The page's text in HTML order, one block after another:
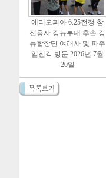
에티오피아 6.25전쟁 참
전용사 강뉴부대 후손 강
뉴합창단 여래사 및 파주
임진각 방문 2026년 7월
20일